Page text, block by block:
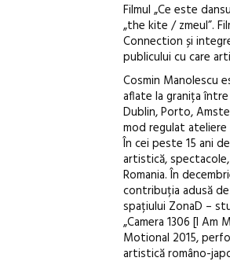
Filmul „Ce este
„the kite / zmeul”.
Connection și
publicului cu care
Cosmin Manolescu
aflate la granița
Dublin, Porto,
mod regulat
În cei peste 15 ani
artistică,
Romania. În
contribuția adusă
spațiului ZonaD –
„Camera 1306 [I
Motional 2015,
artistică româno-